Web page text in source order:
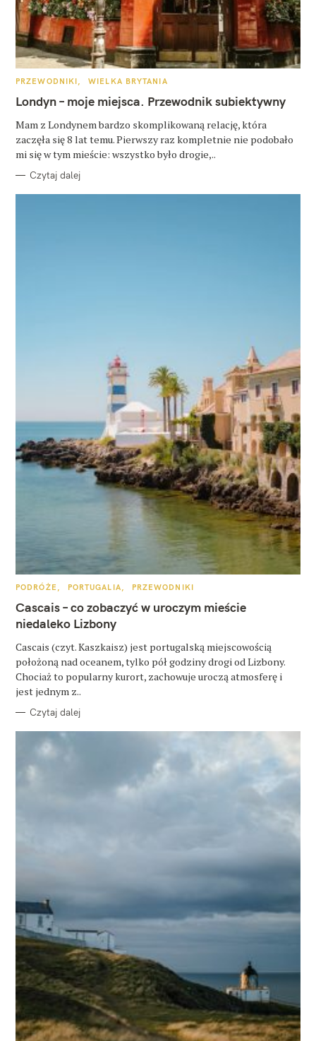
K
T
E
O
R
I
PRZEWODNIKI WIELKA BRYTANIA
Londyn – moje miejsca. Przewodnik subiektywny
Mam z Londynem bardzo skomplikowaną relację, która
zaczęła się 8 lat temu. Pierwszy raz kompletnie nie podobało
mi się w tym mieście: wszystko było drogie,..
Czytaj dalej
K
T
E
G
O
I
E
PODRÓŻE PORTUGALIA PRZEWODNIKI
Cascais – co zobaczyć w uroczym mieście
niedaleko Lizbony
Cascais (czyt. Kaszkaisz) jest portugalską miejscowością
położoną nad oceanem, tylko pół godziny drogi od Lizbony.
Chociaż to popularny kurort, zachowuje uroczą atmosferę i
jest jednym z..
Czytaj dalej
W
y
s
z
u
k
a
j
: